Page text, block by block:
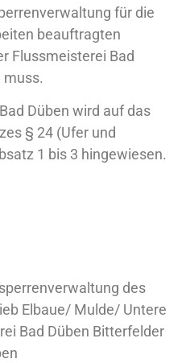
für die
beauftragten
Flussmeisterei Bad
muss.
Düben wird auf das
§ 24 (Ufer und
1 bis 3 hingewiesen.
des
Elbaue/ Mulde/ Untere
Bad Düben Bitterfelder